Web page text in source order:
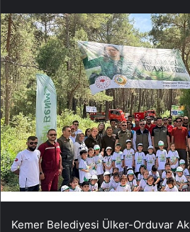
Kemer Belediyesi Ülker-Orduvar